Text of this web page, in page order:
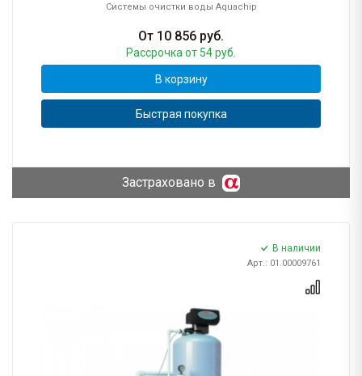
Системы очистки воды Aquachip
От 10 856 руб.
Рассрочка от 54 руб.
В корзину
Быстрая покупка
Застраховано в
В наличии
Арт.: 01.00009761